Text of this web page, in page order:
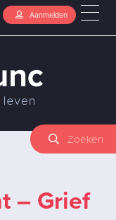
Aanmelden
Zoeken
– Grief